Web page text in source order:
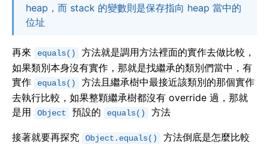
heap，而 stack 的變數則是保存指向 heap 當中的
位址
再來 equals()
方法就是調用方法裡面的實作去做比較，
如果類別本身沒有實作，那就是找繼承的類別們當中，有
實作
equals()
方法且繼承樹中最接近該類別的那個實作
去執行比較，如果整顆繼承樹都沒有 override 過，那就
是用
Object 預設的 equals() 方法
接著就要再探究 Object.equals()
方法倒底是怎麼比較